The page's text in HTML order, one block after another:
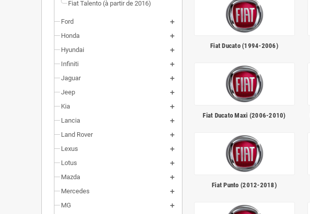
Fiat Talento (à partir de 2016)
Ford
Honda
Hyundai
Infiniti
Jaguar
Jeep
Kia
Lancia
Land Rover
Lexus
Lotus
Mazda
Mercedes
MG
Fiat Ducato (1994-2006)
Fiat Ducato Maxi (2006-2010)
Fiat Punto (2012-2018)